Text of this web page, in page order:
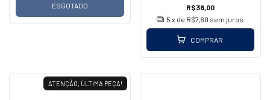
ESGOTADO
R$38,00
5 x de R$7,60 sem juros
COMPRAR
ATENÇÃO, ÚLTIMA PEÇA!